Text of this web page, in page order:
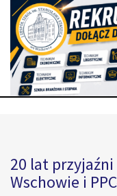
20 lat przyjaźni
Wschowie i